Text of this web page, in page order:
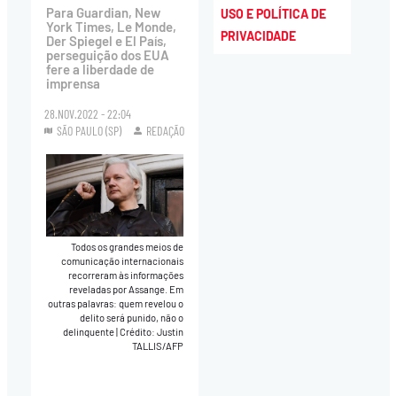
Para Guardian, New
York Times, Le Monde,
Der Spiegel e El País,
perseguição dos EUA
fere a liberdade de
imprensa
28.NOV.2022 - 22:04
SÃO PAULO (SP)
REDAÇÃO
Todos os grandes meios de
comunicação internacionais
recorreram às informações
reveladas por Assange. Em
outras palavras: quem revelou o
delito será punido, não o
delinquente Crédito: Justin
TALLIS/AFP
USO E POLÍTICA DE
PRIVACIDADE